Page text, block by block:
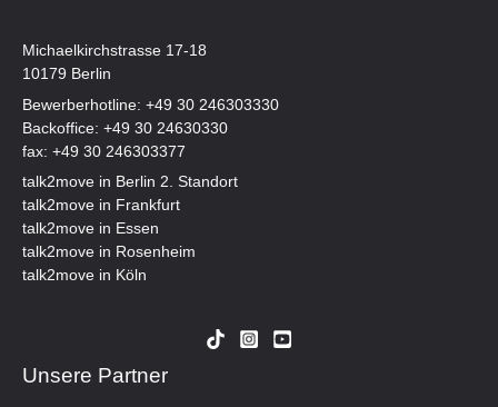
Michaelkirchstrasse 17-18
10179 Berlin
Bewerberhotline: +49 30 246303330
Backoffice: +49 30 24630330
fax: +49 30 246303377
talk2move in Berlin 2. Standort
talk2move in Frankfurt
talk2move in Essen
talk2move in Rosenheim
talk2move in Köln
Unsere Partner